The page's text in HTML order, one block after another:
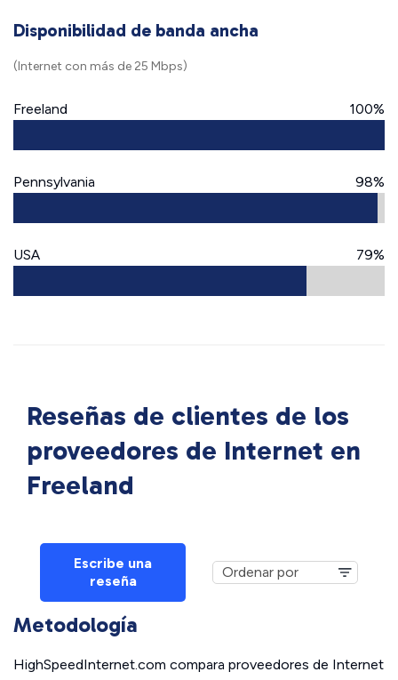
Disponibilidad de banda ancha
(Internet con más de 25 Mbps)
Freeland 100%
Pennsylvania 98%
USA 79%
Reseñas de clientes de los
proveedores de Internet en
Freeland
Escribe una
reseña
Metodología
HighSpeedInternet.com compara proveedores de Internet